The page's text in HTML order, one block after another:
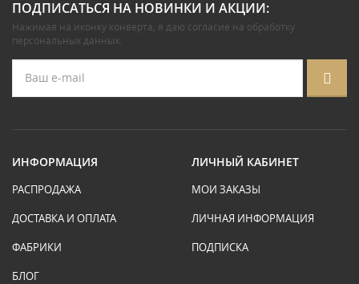
ПОДПИСАТЬСЯ НА НОВИНКИ И АКЦИИ:
Нажимая на иконку конверта, я даю согласие на обработку
персональных данных.
ИНФОРМАЦИЯ
РАСПРОДАЖА
ДОСТАВКА И ОПЛАТА
ФАБРИКИ
БЛОГ
ЛИЧНЫЙ КАБИНЕТ
МОИ ЗАКАЗЫ
ЛИЧНАЯ ИНФОРМАЦИЯ
ПОДПИСКА